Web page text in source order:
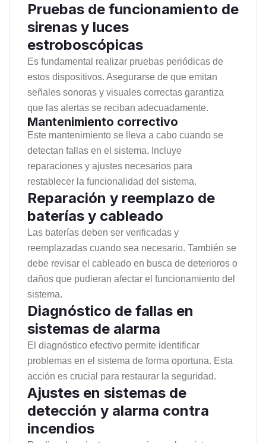
Pruebas de funcionamiento de
sirenas y luces
estroboscópicas
Es fundamental realizar pruebas periódicas de
estos dispositivos. Asegurarse de que emitan
señales sonoras y visuales correctas garantiza
que las alertas se reciban adecuadamente.
Mantenimiento correctivo
Este mantenimiento se lleva a cabo cuando se
detectan fallas en el sistema. Incluye
reparaciones y ajustes necesarios para
restablecer la funcionalidad del sistema.
Reparación y reemplazo de
baterías y cableado
Las baterías deben ser verificadas y
reemplazadas cuando sea necesario. También se
debe revisar el cableado en busca de deterioros o
daños que pudieran afectar el funcionamiento del
sistema.
Diagnóstico de fallas en
sistemas de alarma
El diagnóstico efectivo permite identificar
problemas en el sistema de forma oportuna. Esta
acción es crucial para restaurar la seguridad.
Ajustes en sistemas de
detección y alarma contra
incendios